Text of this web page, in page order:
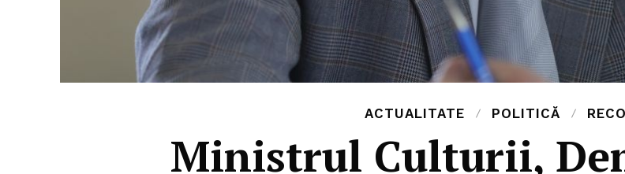
ACTUALITATE POLITICĂ
Ministrul Culturii,